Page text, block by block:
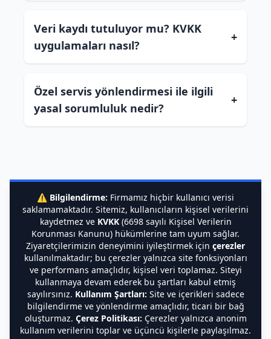
Veri kaydı tutuluyor mu? KVKK
uygulamaları nasıl?
+
Özel servis yönlendirmesi ile ilgili
yasal sorumluluk nedir?
+
⚠️ Bilgilendirme: Firmamız hiçbir kullanıcı verisi
saklamamaktadır. Sitemiz, kullanıcıların kişisel verilerini
kaydetmez ve KVKK(6698 sayılı Kişisel Verilerin
Korunması Kanunu) hükümlerine tam uyum sağlar.
Ziyaretçilerimizin deneyimini iyileştirmek için çerezler
kullanılmaktadır; bu çerezler yalnızca site fonksiyonları
ve performans amaçlıdır, kişisel veri toplamaz. Siteyi
kullanmaya devam ederek bu şartları kabul etmiş
sayılırsınız. Kullanım Şartları: Site ve içerikleri sadece
bilgilendirme ve yönlendirme amaçlıdır, ticari bir bağ
oluşturmaz. Çerez Politikası: Çerezler yalnızca anonim
kullanım verilerini toplar ve üçüncü kişilerle paylaşılmaz.